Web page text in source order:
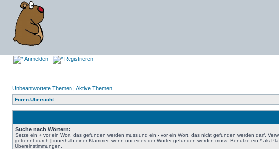
Anmelden Registrieren
Unbeantwortete Themen | Aktive Themen
Foren-Übersicht
Suche nach Wörtern:
Setze ein + vor ein Wort, das gefunden werden muss und ein - vor ein Wort, das nicht gefunden werden darf.
getrennt durch | innerhalb einer Klammer, wenn nur eines der Wörter gefunden werden muss. Benutze ein * als
Übereinstimmungen.